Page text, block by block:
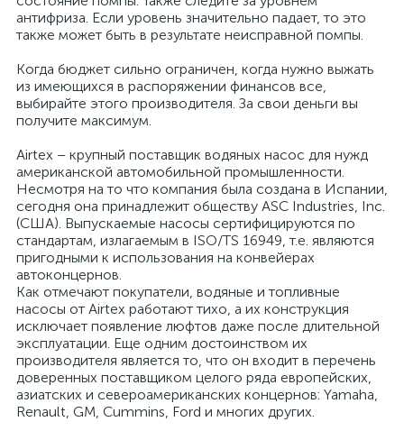
антифриза. Если уровень значительно падает, то это
также может быть в результате неисправной помпы.
Когда бюджет сильно ограничен, когда нужно выжать
из имеющихся в распоряжении финансов все,
выбирайте этого производителя. За свои деньги вы
получите максимум.
Airtex – крупный поставщик водяных насос для нужд
американской автомобильной промышленности.
Несмотря на то что компания была создана в Испании,
сегодня она принадлежит обществу ASC Industries, Inc.
(США). Выпускаемые насосы сертифицируются по
стандартам, излагаемым в ISO/TS 16949, т.е. являются
пригодными к использования на конвейерах
автоконцернов.
Как отмечают покупатели, водяные и топливные
насосы от Airtex работают тихо, а их конструкция
исключает появление люфтов даже после длительной
эксплуатации. Еще одним достоинством их
производителя является то, что он входит в перечень
доверенных поставщиком целого ряда европейских,
азиатских и североамериканских концернов: Yamaha,
Renault, GM, Cummins, Ford и многих других.